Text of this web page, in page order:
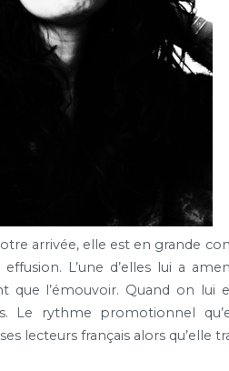
arrivée, elle est en grande
L’une d’elles lui a
que l’émouvoir. Quand on lui
Le rythme promotionnel
lecteurs français alors qu’elle